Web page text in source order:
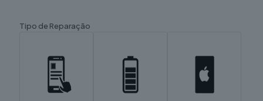
Tipo de Reparação